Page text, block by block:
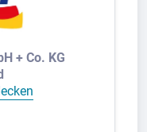
+ Co. KG